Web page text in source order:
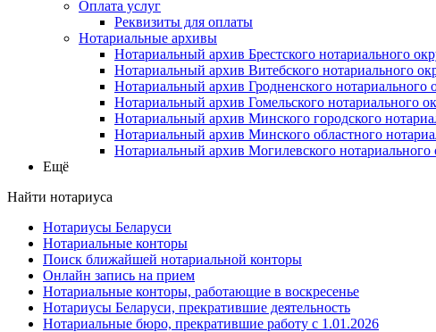
Оплата услуг
Реквизиты для оплаты
Нотариальные архивы
Нотариальный архив Брестского нотариального
Нотариальный архив Витебского нотариального
Нотариальный архив Гродненского нотариального
Нотариальный архив Гомельского нотариального
Нотариальный архив Минского городского
Нотариальный архив Минского областного
Нотариальный архив Могилевского нотариального
Ещё
Найти нотариуса
Нотариусы Беларуси
Нотариальные конторы
Поиск ближайшей нотариальной конторы
Онлайн запись на прием
Нотариальные конторы, работающие в воскресенье
Нотариусы Беларуси, прекратившие деятельность
Нотариальные бюро, прекратившие работу с 1.01.2026